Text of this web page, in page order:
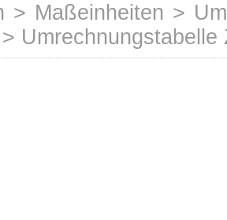
> Maßeinheiten >
> Umrechnungstabelle